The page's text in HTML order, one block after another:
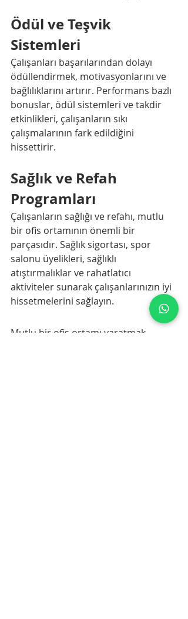
Ödül ve Teşvik
Sistemleri
Çalışanları başarılarından dolayı
ödüllendirmek, motivasyonlarını ve
bağlılıklarını artırır. Performans bazlı
bonuslar, ödül sistemleri ve takdir
etkinlikleri, çalışanların sıkı
çalışmalarının fark edildiğini
hissettirir.
Sağlık ve Refah
Programları
Çalışanların sağlığı ve refahı, mutlu
bir ofis ortamının önemli bir
parçasıdır. Sağlık sigortası, spor
salonu üyelikleri, sağlıklı
atıştırmalıklar ve rahatlatıcı
aktiviteler sunarak çalışanlarınızın iyi
hissetmelerini sağlayın.
Mutlu bir ofis ortamı yaratmak,